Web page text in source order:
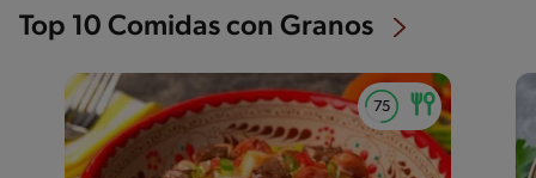
Top 10 Comidas con Granos